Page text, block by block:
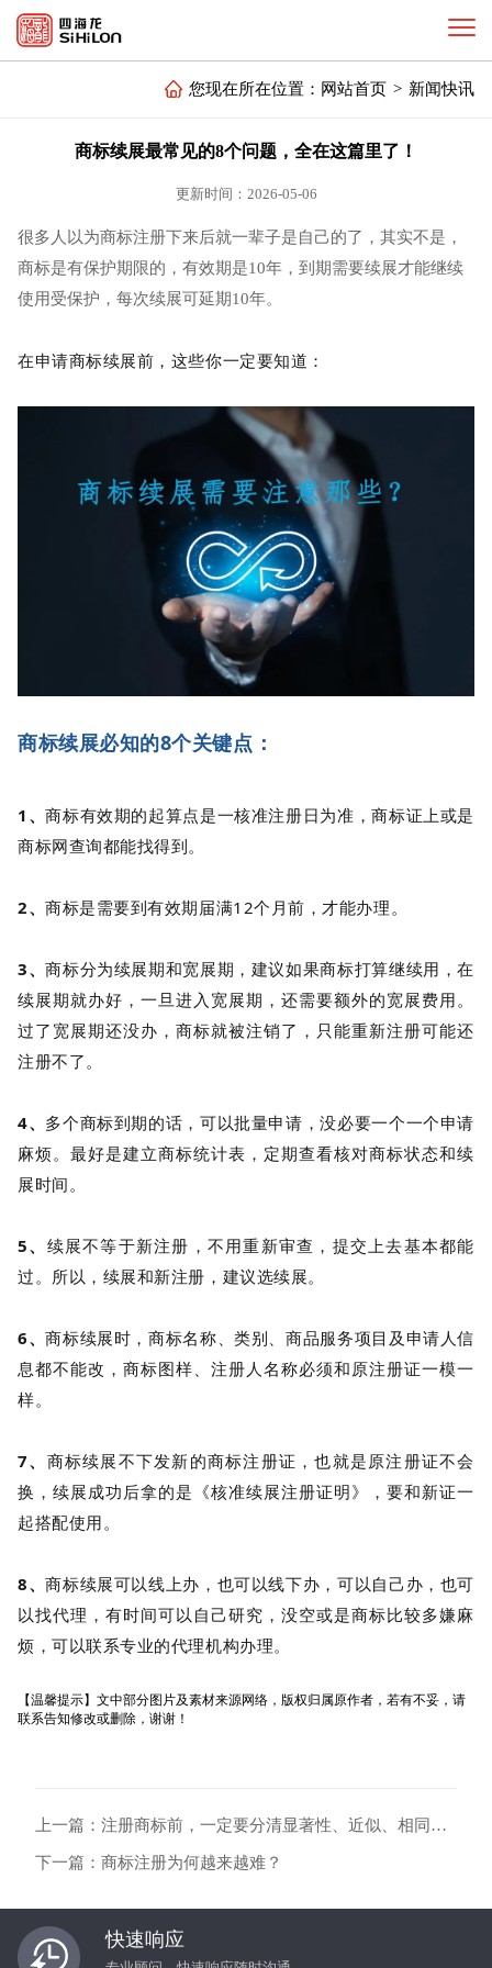
您现在所在位置： 网站首页 > 新闻快讯
商标续展最常见的8个问题，全在这篇里了！
更新时间：2026-05-06
很多人以为商标注册下来后就一辈子是自己的了，其实不是，
商标是有保护期限的，有效期是10年，到期需要续展才能继续
使用受保护，每次续展可延期10年。
在申请商标续展前，这些你一定要知道：
商标续展必知的8个关键点：
1、商标有效期的起算点是一核准注册日为准，商标证上或是
商标网查询都能找得到。
2、商标是需要到有效期届满12个月前，才能办理。
3、商标分为续展期和宽展期，建议如果商标打算继续用，在
续展期就办好，一旦进入宽展期，还需要额外的宽展费用。
过了宽展期还没办，商标就被注销了，只能重新注册可能还
注册不了。
4、 多个商标到期的话，可以批量申请，没必要一个一个申请
麻烦。最好是建立商标统计表，定期查看核对商标状态和续
展时间。
5、 续展不等于新注册，不用重新审查，提交上去基本都能
过。所以，续展和新注册，建议选续展。
6、商标续展时，商标名称、类别、商品服务项目及申请人信
息都不能改，商标图样、注册人名称必须和原注册证一模一
样。
7、 商标续展不下发新的商标注册证，也就是原注册证不会
换，续展成功后拿的是《核准续展注册证明》，要和新证一
起搭配使用。
8、商标续展可以线上办，也可以线下办，可以自己办，也可
以找代理，有时间可以自己研究，没空或是商标比较多嫌麻
烦，可以联系专业的代理机构办理。
【温馨提示】文中部分图片及素材来源网络，版权归属原作者，若有不妥，请
联系告知修改或删除，谢谢！
上一篇：注册商标前，一定要分清显著性、近似、相同和
下一篇：商标注册为何越来越难？
快速响应